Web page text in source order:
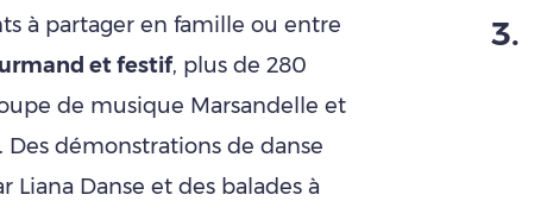
à partager en famille ou entre
et festif, plus de 280
de musique Marsandelle et
Des démonstrations de danse
Danse et des balades à
3.